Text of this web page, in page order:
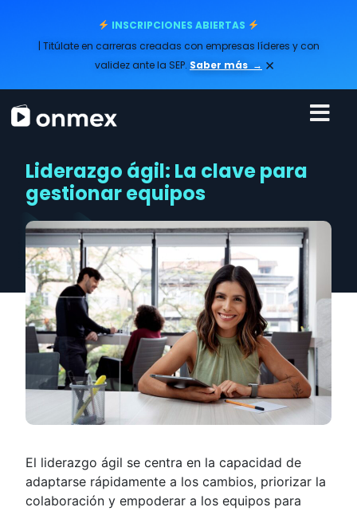
INSCRIPCIONES ABIERTAS
| Titúlate en carreras creadas con empresas líderes y con
validez ante la SEP. Saber más → ×
Liderazgo ágil: La clave para
gestionar equipos
El liderazgo ágil se centra en la capacidad de
adaptarse rápidamente a los cambios, priorizar la
colaboración y empoderar a los equipos para